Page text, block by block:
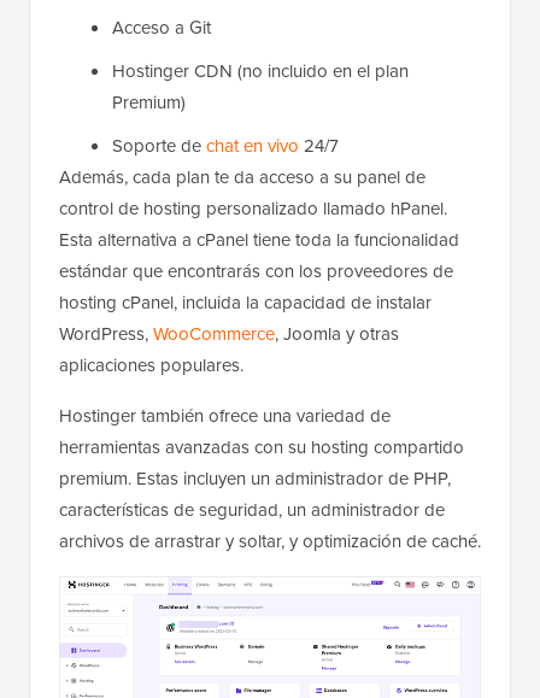
Acceso a Git
Hostinger CDN (no incluido en el plan
Premium)
Soporte dechat en vivo 24/7
Además, cada plan te da acceso a su panel de
control de hosting personalizado llamado hPanel.
Esta alternativa a cPanel tiene toda la funcionalidad
estándar que encontrarás con los proveedores de
hosting cPanel, incluida la capacidad de instalar
WordPress,WooCommerce, Joomla y otras
aplicaciones populares.
Hostinger también ofrece una variedad de
herramientas avanzadas con su hosting compartido
premium. Estas incluyen un administrador de PHP,
características de seguridad, un administrador de
archivos de arrastrar y soltar, y optimización de caché.